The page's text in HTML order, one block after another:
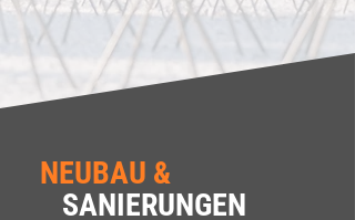
NEUBAU &
SANIERUNGEN